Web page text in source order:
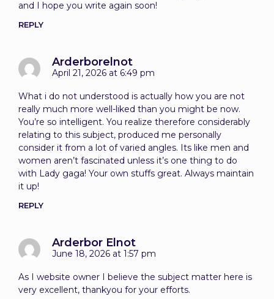
and I hope you write again soon!
REPLY
Arderborelnot
April 21, 2026 at 6:49 pm
What i do not understood is actually how you are not
really much more well-liked than you might be now.
You’re so intelligent. You realize therefore considerably
relating to this subject, produced me personally
consider it from a lot of varied angles. Its like men and
women aren’t fascinated unless it’s one thing to do
with Lady gaga! Your own stuffs great. Always maintain
it up!
REPLY
Arderbor Elnot
June 18, 2026 at 1:57 pm
As I website owner I believe the subject matter here is
very excellent, thankyou for your efforts.